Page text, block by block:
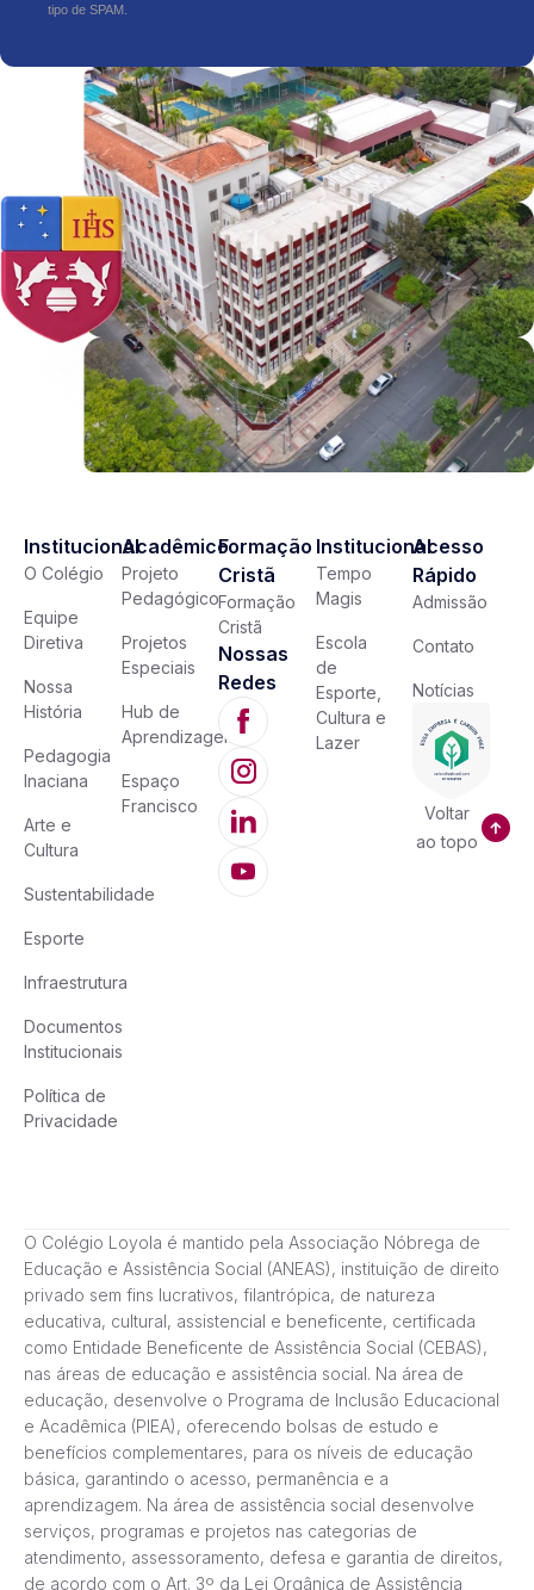
tipo de SPAM.
Institucional
O Colégio
Equipe
Diretiva
Nossa
História
Pedagogia
Inaciana
Arte e
Cultura
Sustentabilidade
Esporte
Infraestrutura
Documentos
Institucionais
Política de
Privacidade
Acadêmico
Projeto
Pedagógico
Projetos
Especiais
Hub de
Aprendizagem
Espaço
Francisco
Formação
Cristã
Formação
Cristã
Nossas
Redes
Institucional
Tempo
Magis
Escola
de
Esporte,
Cultura e
Lazer
Acesso
Rápido
Admissão
Contato
Notícias
Voltar
ao topo
O Colégio Loyola é mantido pela Associação Nóbrega de
Educação e Assistência Social (ANEAS), instituição de direito
privado sem fins lucrativos, filantrópica, de natureza
educativa, cultural, assistencial e beneficente, certificada
como Entidade Beneficente de Assistência Social (CEBAS),
nas áreas de educação e assistência social. Na área de
educação, desenvolve o Programa de Inclusão Educacional
e Acadêmica (PIEA), oferecendo bolsas de estudo e
benefícios complementares, para os níveis de educação
básica, garantindo o acesso, permanência e a
aprendizagem. Na área de assistência social desenvolve
serviços, programas e projetos nas categorias de
atendimento, assessoramento, defesa e garantia de direitos,
de acordo com o Art. 3º da Lei Orgânica de Assistência